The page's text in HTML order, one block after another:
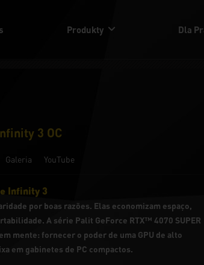
Produkty Dla
3 OC
Galeria YouTube
Infinity 3
por boas razões. Elas economizam espaço,
A série Palit GeForce RTX™ 4070 SUPER
mente: fornecer o poder de uma GPU de alto
em gabinetes de PC compactos.